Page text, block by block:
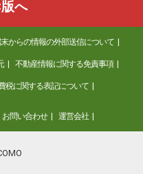
へ
からの情報の外部送信について
不動産情報に関する免責事項
税に関する表記について
お問い合わせ 運営会社